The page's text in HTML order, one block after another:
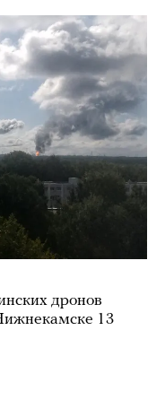
дронов
13